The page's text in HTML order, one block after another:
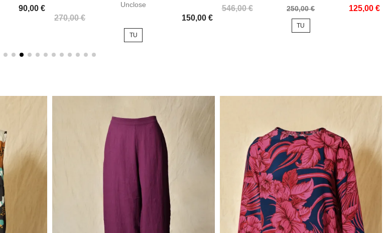
90,00 €
Unclose
270,00 € 150,00 €
Prix
TU
546,00 €
Prix
250,00 € 125,00 €
Prix
TU